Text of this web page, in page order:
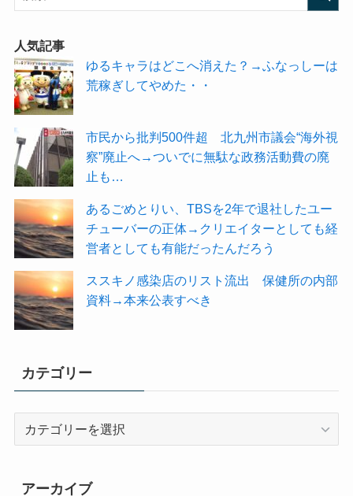
人気記事
ゆるキャラはどこへ消えた？→ふなっしーは
荒稼ぎしてやめた・・
市民から批判500件超 北九州市議会“海外視
察”廃止へ→ついでに無駄な政務活動費の廃
止も…
あるごめとりい、TBSを2年で退社したユー
チューバーの正体→クリエイターとしても経
営者としても有能だったんだろう
ススキノ感染店のリスト流出 保健所の内部
資料→本来公表すべき
カテゴリー
リ
アーカイブ